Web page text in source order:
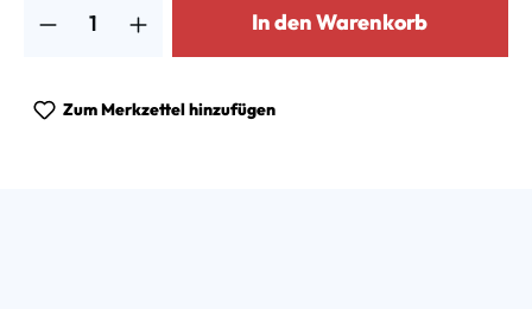
In den Warenkorb
Zum Merkzettel hinzufügen